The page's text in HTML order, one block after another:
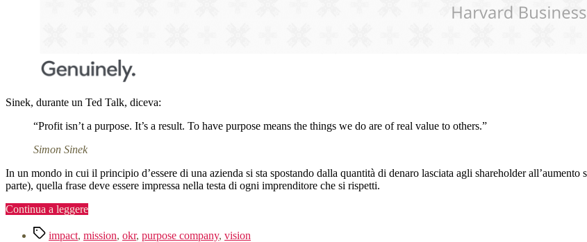
Sinek, durante un Ted Talk, diceva:
“Profit isn’t a purpose. It’s a result. To have purpose means the things we do are of real value to others.”
Simon Sinek
In un mondo in cui il principio d’essere di una azienda si sta spostando dalla quantità di denaro lasciata agli shareholder
parte), quella frase deve essere impressa nella testa di ogni imprenditore che si rispetti.
Continua a leggere“Purpose
company,
Tagimpact, mission, okr, purpose company, vision